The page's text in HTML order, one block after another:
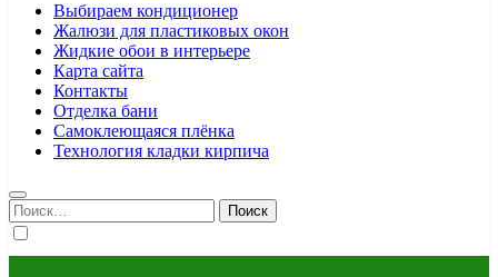
Выбираем кондиционер
Жалюзи для пластиковых окон
Жидкие обои в интерьере
Карта сайта
Контакты
Отделка бани
Самоклеющаяся плёнка
Технология кладки кирпича
Найти: